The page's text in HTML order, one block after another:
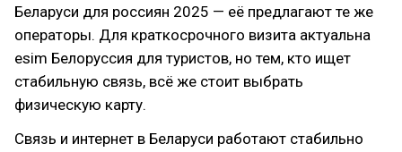
Беларуси для россиян 2025 — её предлагают те же
операторы. Для краткосрочного визита актуальна
esim Белоруссия для туристов, но тем, кто ищет
стабильную связь, всё же стоит выбрать
физическую карту.
Связь и интернет в Беларуси работают стабильно